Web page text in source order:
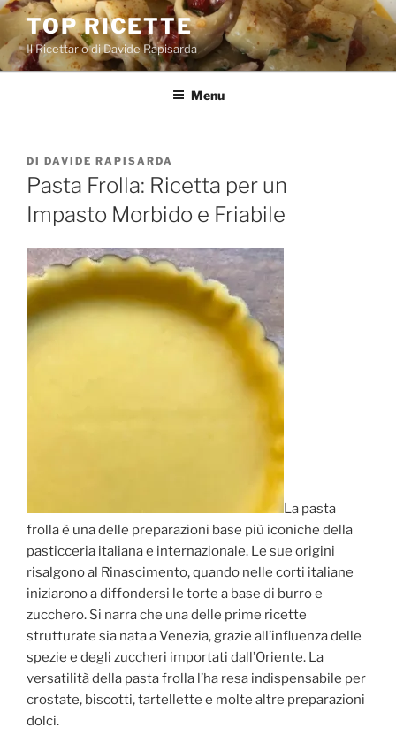
Salta
contenuto
TOP RICETTE
Il Ricettario di Davide Rapisarda
Menu
PUBBLICATO
IL
DI DAVIDE RAPISARDA
Pasta Frolla: Ricetta per un
Impasto Morbido e Friabile
La pasta
frolla è una delle preparazioni base più iconiche della
pasticceria italiana e internazionale. Le sue origini
risalgono al Rinascimento, quando nelle corti italiane
iniziarono a diffondersi le torte a base di burro e
zucchero. Si narra che una delle prime ricette
strutturate sia nata a Venezia, grazie all’influenza delle
spezie e degli zuccheri importati dall’Oriente. La
versatilità della pasta frolla l’ha resa indispensabile per
crostate, biscotti, tartellette e molte altre preparazioni
dolci.